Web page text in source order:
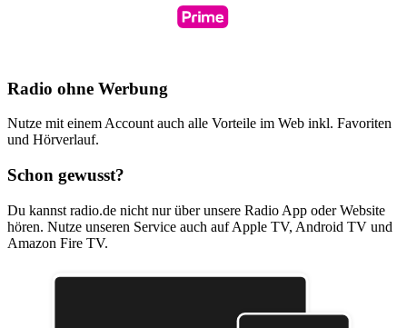
Radio ohne Werbung
Nutze mit einem Account auch alle Vorteile im Web inkl. Favoriten
und Hörverlauf.
Schon gewusst?
Du kannst radio.de nicht nur über unsere Radio App oder Website
hören. Nutze unseren Service auch auf Apple TV, Android TV und
Amazon Fire TV.